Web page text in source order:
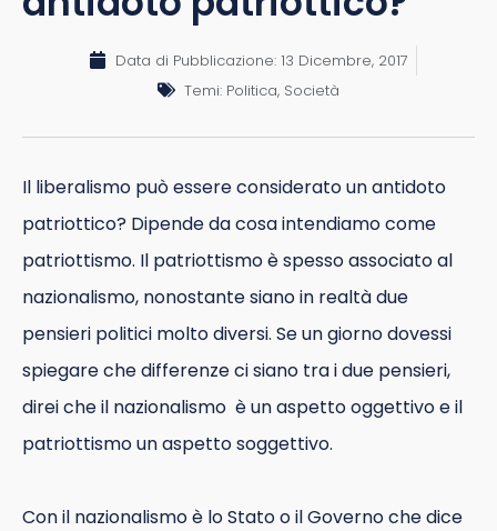
Data di Pubblicazione: 13 Dicembre, 2017
Temi: Politica, Società
Il liberalismo può essere considerato un antidoto
patriottico? Dipende da cosa intendiamo come
patriottismo. Il patriottismo è spesso associato al
nazionalismo, nonostante siano in realtà due
pensieri politici molto diversi. Se un giorno dovessi
spiegare che differenze ci siano tra i due pensieri,
direi che il nazionalismo è un aspetto oggettivo e il
patriottismo un aspetto soggettivo.
Con il nazionalismo è lo Stato o il Governo che dice